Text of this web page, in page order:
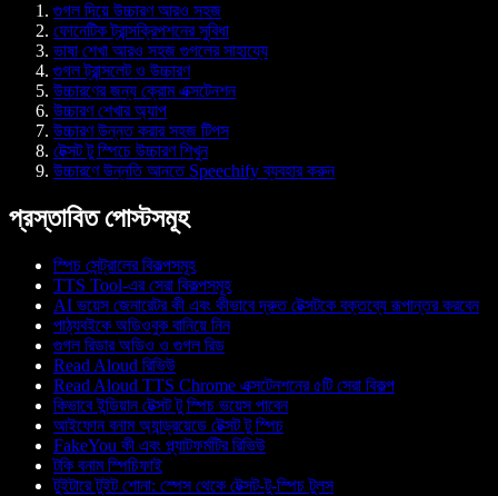
গুগল দিয়ে উচ্চারণ আরও সহজ
ফোনেটিক ট্রান্সক্রিপশনের সুবিধা
ভাষা শেখা আরও সহজ গুগলের সাহায্যে
গুগল ট্রান্সলেট ও উচ্চারণ
উচ্চারণের জন্য ক্রোম এক্সটেনশন
উচ্চারণ শেখার অ্যাপ
উচ্চারণ উন্নত করার সহজ টিপস
টেক্সট টু স্পিচে উচ্চারণ শিখুন
উচ্চারণে উন্নতি আনতে Speechify ব্যবহার করুন
প্রস্তাবিত পোস্টসমূহ
স্পিচ সেন্ট্রালের বিকল্পসমূহ
TTS Tool-এর সেরা বিকল্পসমূহ
AI ভয়েস জেনারেটর কী এবং কীভাবে দ্রুত টেক্সটকে বক্তব্যে রূপান্তর করবেন
পাঠ্যবইকে অডিওবুক বানিয়ে নিন
গুগল রিডার অডিও ও গুগল রিড
Read Aloud রিভিউ
Read Aloud TTS Chrome এক্সটেনশনের ৫টি সেরা বিকল্প
কিভাবে ইন্ডিয়ান টেক্সট টু স্পিচ ভয়েস পাবেন
আইফোন বনাম অ্যান্ড্রয়েডে টেক্সট টু স্পিচ
FakeYou কী এবং প্ল্যাটফর্মটির রিভিউ
টকি বনাম স্পিচিফাই
টুইটারে টুইট শোনা: স্পেস থেকে টেক্সট-টু-স্পিচ টুলস